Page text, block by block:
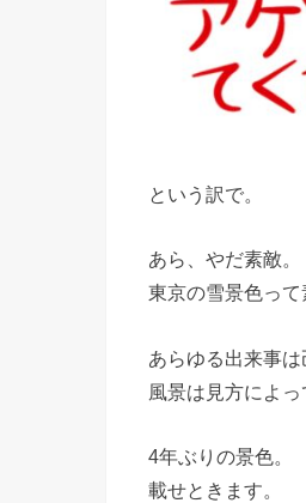
という訳で。
あら、やだ素敵。
東京の雪景色って
あらゆる出来事は
風景は見方によっ
4年ぶりの景色。
載せときます。